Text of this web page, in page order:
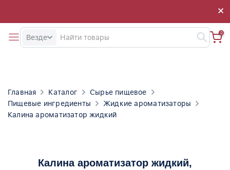
×
×
Везде
0
Главная Каталог
Сырье пищевое
Пищевые ингредиенты
Жидкие ароматизаторы
Калина ароматизатор жидкий
Калина ароматизатор жидкий,